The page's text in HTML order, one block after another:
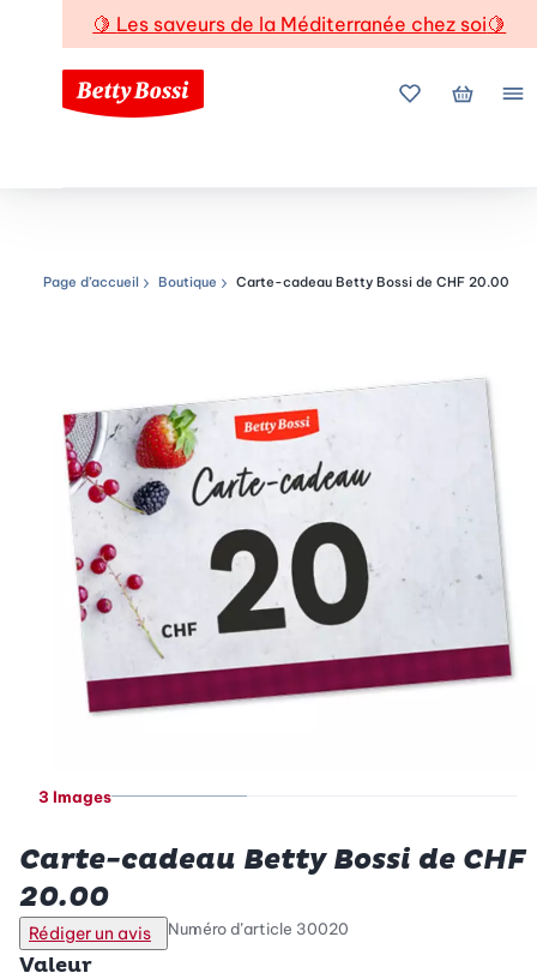
🍋 Les saveurs de la Méditerranée chez soi🍋
Mes favoris
Mon
Chemin de navigation
Page d’accueil Boutique Carte-cadeau Betty Bossi de CHF 20.00
3 Images
Carte-cadeau Betty Bossi de CHF
20.00
Rédiger un avis Numéro d’article 30020
Valeur